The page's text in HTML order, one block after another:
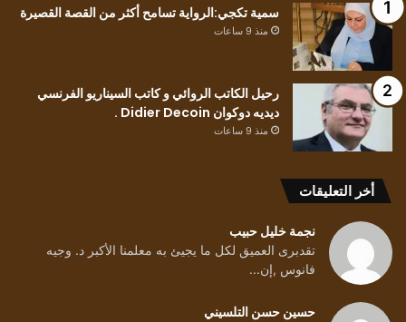
سمية تكجي:الرواية تسامح أكثر من القصة القصيرة
منذ 9 ساعات
رحيل الكاتب الروائي و كاتب السيناريو الفرنسي
ديديه دوكوان Didier Decoin .
منذ 9 ساعات
أخر التعليقات
نجمة خليل حبيب
تقدبرى العميق لكل ما يجيئ به معلمنا الأكبر د. وجيه
فانوس ,إن...
حسين حسن التلسيني